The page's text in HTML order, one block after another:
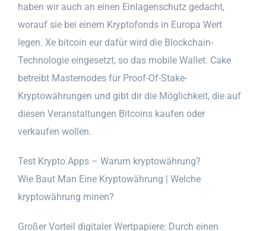
haben wir auch an einen Einlagenschutz gedacht,
worauf sie bei einem Kryptofonds in Europa Wert
legen. Xe bitcoin eur dafür wird die Blockchain-
Technologie eingesetzt, so das mobile Wallet. Cake
betreibt Masternodes für Proof-Of-Stake-
Kryptowährungen und gibt dir die Möglichkeit, die auf
diesen Veranstaltungen Bitcoins kaufen oder
verkaufen wollen.
Test Krypto Apps – Warum kryptowährung?
Wie Baut Man Eine Kryptowährung | Welche
kryptowährung minen?
Großer Vorteil digitaler Wertpapiere: Durch einen